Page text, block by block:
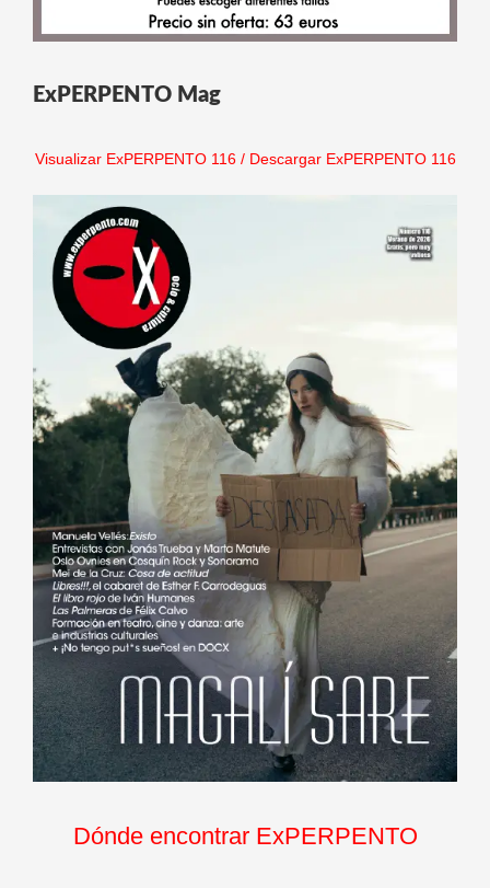
ExPERPENTO Mag
Visualizar ExPERPENTO 116/ Descargar ExPERPENTO 116
Dónde encontrar ExPERPENTO